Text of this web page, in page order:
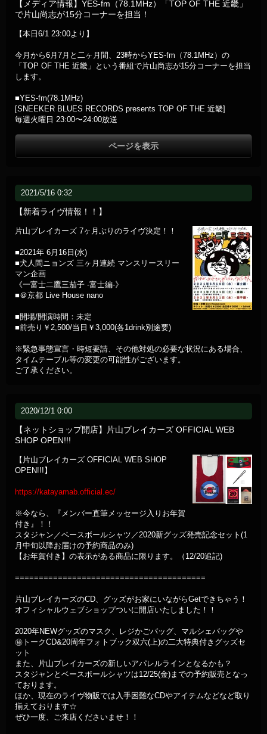
【メディア情報】YES-fm（78.1MHz）「TOP OF THE 近畿」
で片山尚志が15分コーナーを担当！
【本日6/1 23:00より】
今月から6月7月と二ヶ月間、23時からYES-fm（78.1MHz）の
「TOP OF THE 近畿」という番組で片山尚志が15分コーナーを担当
します。
■YES-fm(78.1MHz)
[SNEEKER BLUES RECORDS presents TOP OF THE 近畿]
毎週火曜日 23:00〜24:00放送
ページを表示
2021/5/16 0:32
【新着ライヴ情報！！】
片山ブレイカーズ 7ヶ月ぶりのライヴ決定！！
■2021年 6月16日(水)
■犬人間ニョンズ 三ヶ月連続 マンスリースリー
マン企画
《一富士二鷹三茄子 -富士編-》
■＠京都 Live House nano
■開場/開演時間：未定
■前売り￥2,500/当日￥3,000(各1drink別途要)
※緊急事態宣言・時短要請、その他対処の必要な状況にある場合、
タイムテーブル等の変更の可能性がございます。
ご了承ください。
2020/12/1 0:00
【ネットショップ開店】片山ブレイカーズ OFFICIAL WEB
SHOP OPEN!!!
【片山ブレイカーズ OFFICIAL WEB SHOP
OPEN!!!】
https://katayamab.official.ec/
※今なら、『メンバー直筆メッセージ入りお年賀
付き』！！
スタジャン／ベースボールシャツ／2020新グッズ発売記念セット(1
月中旬以降お届けの予約商品のみ)
【お年賀付き】の表示がある商品に限ります。（12/20追記)
========================================
片山ブレイカーズのCD、グッズがお家にいながらGetできちゃう！
オフィシャルウェブショップついに開店いたしました！！
2020年NEWグッズのマスク、レジかごバッグ、マルシェバッグや
㊙️トークCD&20周年フォトブック双六(上)の二大特典付きグッズセ
ット
また、片山ブレイカーズの新しいアパレルラインとなるかも？
スタジャンとベースボールシャツは12/25(金)までの予約販売となっ
ております。
ほか、現在のライヴ物販では入手困難なCDやアイテムなどなど取り
揃えております☆
ぜひ一度、ご来店くださいませ！！